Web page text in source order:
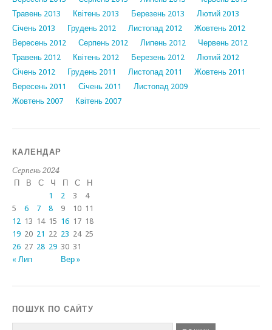
Травень 2013
Квітень 2013 Березень 2013
Лютий 2013
Січень 2013
Грудень 2012 Листопад 2012
Жовтень 2012
Вересень 2012
Серпень 2012 Липень 2012
Червень 2012
Травень 2012
Квітень 2012 Березень 2012
Лютий 2012
Січень 2012
Грудень 2011 Листопад 2011
Жовтень 2011
Вересень 2011
Січень 2011
Листопад 2009
Жовтень 2007
Квітень 2007
КАЛЕНДАР
Серпень 2024
П
В С Ч П С Н
« Лип Вер »
1 2 3
4
5
6 7 8 9 10 11
12 13 14 15 16 17 18
19 20 21 22 23 24 25
26 27 28 29 30 31
ПОШУК ПО САЙТУ